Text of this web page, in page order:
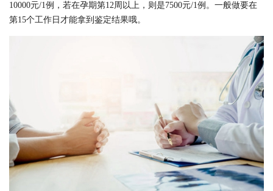
10000元/1例，若在孕期第12周以上，则是7500元/1例。一般做要在
第15个工作日才能拿到鉴定结果哦。